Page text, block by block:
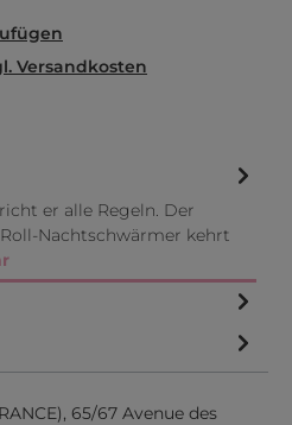
Versandkosten
er alle Regeln. Der
Nachtschwärmer kehrt
65/67 Avenue des